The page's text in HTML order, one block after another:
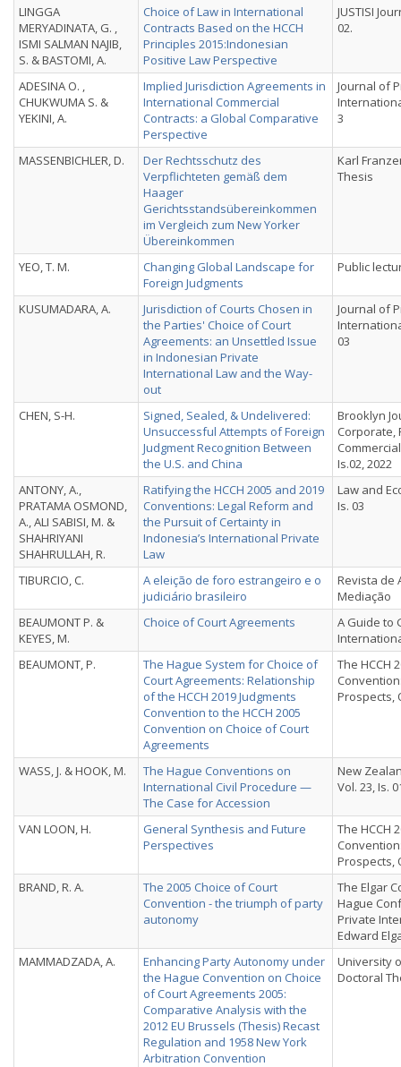
LINGGA
MERYADINATA, G. ,
ISMI SALMAN NAJIB,
S. & BASTOMI, A.
Choice of Law in International
Contracts Based on the HCCH
Principles 2015:Indonesian
Positive Law Perspective
JUSTISI
02.
ADESINA O. ,
CHUKWUMA S. &
YEKINI, A.
Implied Jurisdiction Agreements in
International Commercial
Contracts: a Global Comparative
Perspective
Journal of
3
MASSENBICHLER, D.
Der Rechtsschutz des
Verpflichteten gemäß dem
Haager
Gerichtsstandsübereinkommen
im Vergleich zum New Yorker
Übereinkommen
Karl
Thesis
YEO, T. M.
Changing Global Landscape for
Foreign Judgments
Public
KUSUMADARA, A.
Jurisdiction of Courts Chosen in
the Parties' Choice of Court
Agreements: an Unsettled Issue
in Indonesian Private
International Law and the Way-
out
Journal of
03
CHEN, S-H.
Signed, Sealed, & Undelivered:
Unsuccessful Attempts of Foreign
Judgment Recognition Between
the U.S. and China
Brooklyn
Corporate,
Is.02, 2022
ANTONY, A.,
PRATAMA OSMOND,
A., ALI SABISI, M. &
SHAHRIYANI
SHAHRULLAH, R.
Ratifying the HCCH 2005 and 2019
Conventions: Legal Reform and
the Pursuit of Certainty in
Indonesia’s International Private
Law
Law and
Is. 03
TIBURCIO, C.
A eleição de foro estrangeiro e o
judiciário brasileiro
Revista de
Mediação
BEAUMONT P. &
KEYES, M.
Choice of Court Agreements
A Guide to
BEAUMONT, P.
The Hague System for Choice of
Court Agreements: Relationship
of the HCCH 2019 Judgments
Convention to the HCCH 2005
Convention on Choice of Court
Agreements
The HCCH
Prospects,
WASS, J. & HOOK, M.
The Hague Conventions on
International Civil Procedure —
The Case for Accession
New
Vol. 23, Is.
VAN LOON, H.
General Synthesis and Future
Perspectives
The HCCH
Prospects,
BRAND, R. A.
The 2005 Choice of Court
Convention - the triumph of party
autonomy
The Elgar
Hague
Private
Edward
MAMMADZADA, A.
Enhancing Party Autonomy under
the Hague Convention on Choice
of Court Agreements 2005:
Comparative Analysis with the
2012 EU Brussels (Thesis) Recast
Regulation and 1958 New York
Arbitration Convention
University
Doctoral